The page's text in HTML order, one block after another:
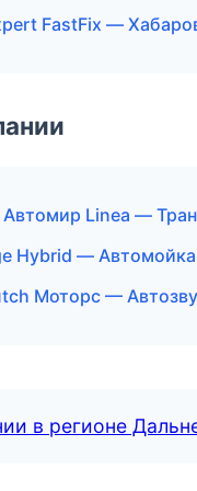
FastFix —
Linea —
Hybrid —
Моторс —
в регионе